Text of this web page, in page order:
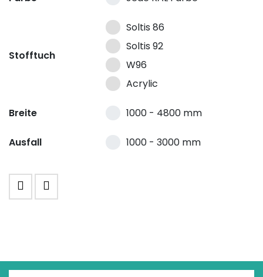
Stofftuch
Soltis 86
Soltis 92
W96
Acrylic
Breite 1000 - 4800 mm
1000 - 4800 mm
Ausfall 1000 - 3000 mm
1000 - 3000 mm
MERKLISTE